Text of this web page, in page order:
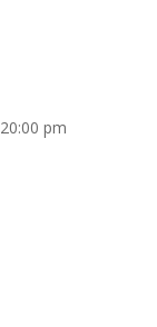
20:00 pm